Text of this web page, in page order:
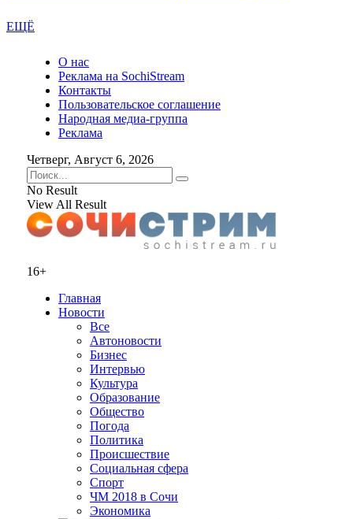
ЕЩЁ
О нас
Реклама на SochiStream
Контакты
Пользовательское соглашение
Народная медиа-группа
Реклама
Четверг, Август 6, 2026
No Result
View All Result
16+
Главная
Новости
Все
Автоновости
Бизнес
Интервью
Культура
Образование
Общество
Погода
Политика
Происшествие
Социальная сфера
Спорт
ЧМ 2018 в Сочи
Экономика